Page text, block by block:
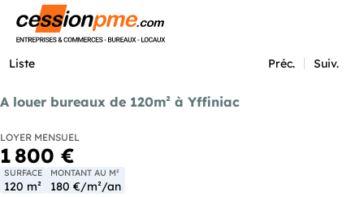
Liste Préc. Suiv.
A louer bureaux de 120m² à Yffiniac
LOYER MENSUEL
1 800 €
SURFACE
120 m²
MONTANT AU M²
180 €/m²/an